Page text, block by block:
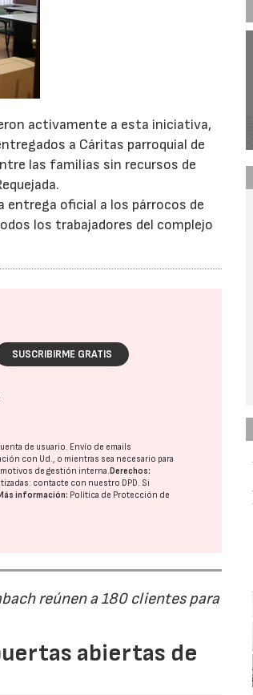
activamente a esta iniciativa,
a Cáritas parroquial de
las familias sin recursos de
entrega oficial a los párrocos de
los trabajadores del complejo
SUSCRIBIRME GRATIS
de usuario. Envío de emails
con Ud., o mientras sea necesario para
de gestión interna.Derechos:
contacte con nuestro DPD. Si
información: Política de Protección de
reúnen a 180 clientes para
abiertas de